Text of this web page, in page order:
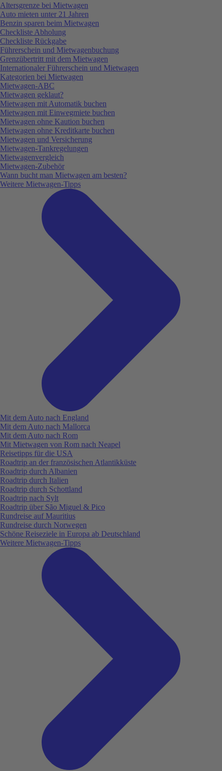
Altersgrenze bei Mietwagen
Auto mieten unter 21 Jahren
Benzin sparen beim Mietwagen
Checkliste Abholung
Checkliste Rückgabe
Führerschein und Mietwagenbuchung
Grenzübertritt mit dem Mietwagen
Internationaler Führerschein und Mietwagen
Kategorien bei Mietwagen
Mietwagen-ABC
Mietwagen geklaut?
Mietwagen mit Automatik buchen
Mietwagen mit Einwegmiete buchen
Mietwagen ohne Kaution buchen
Mietwagen ohne Kreditkarte buchen
Mietwagen und Versicherung
Mietwagen-Tankregelungen
Mietwagenvergleich
Mietwagen-Zubehör
Wann bucht man Mietwagen am besten?
Weitere Mietwagen-Tipps
Mit dem Auto nach England
Mit dem Auto nach Mallorca
Mit dem Auto nach Rom
Mit Mietwagen von Rom nach Neapel
Reisetipps für die USA
Roadtrip an der französischen Atlantikküste
Roadtrip durch Albanien
Roadtrip durch Italien
Roadtrip durch Schottland
Roadtrip nach Sylt
Roadtrip über São Miguel & Pico
Rundreise auf Mauritius
Rundreise durch Norwegen
Schöne Reiseziele in Europa ab Deutschland
Weitere Mietwagen-Tipps